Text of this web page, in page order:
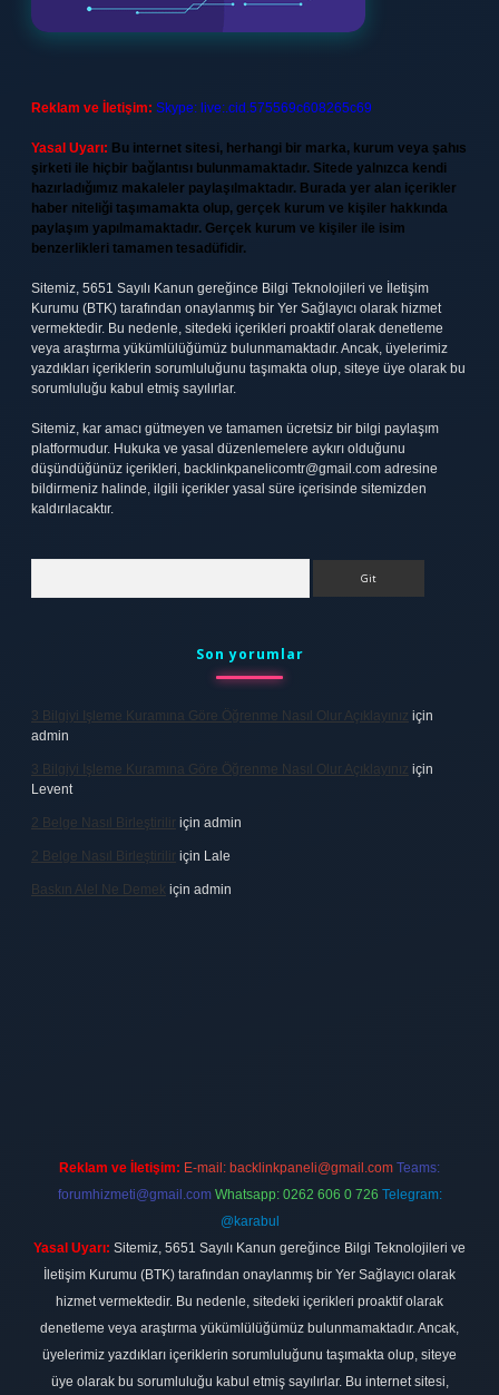
Reklam ve İletişim: Skype: live:.cid.575569c608265c69
Yasal Uyarı: Bu internet sitesi, herhangi bir marka, kurum veya şahıs
şirketi ile hiçbir bağlantısı bulunmamaktadır. Sitede yalnızca kendi
hazırladığımız makaleler paylaşılmaktadır. Burada yer alan içerikler
haber niteliği taşımamakta olup, gerçek kurum ve kişiler hakkında
paylaşım yapılmamaktadır. Gerçek kurum ve kişiler ile isim
benzerlikleri tamamen tesadüfidir.
Sitemiz, 5651 Sayılı Kanun gereğince Bilgi Teknolojileri ve İletişim
Kurumu (BTK) tarafından onaylanmış bir Yer Sağlayıcı olarak hizmet
vermektedir. Bu nedenle, sitedeki içerikleri proaktif olarak denetleme
veya araştırma yükümlülüğümüz bulunmamaktadır. Ancak, üyelerimiz
yazdıkları içeriklerin sorumluluğunu taşımakta olup, siteye üye olarak bu
sorumluluğu kabul etmiş sayılırlar.
Sitemiz, kar amacı gütmeyen ve tamamen ücretsiz bir bilgi paylaşım
platformudur. Hukuka ve yasal düzenlemelere aykırı olduğunu
düşündüğünüz içerikleri, backlinkpanelicomtr@gmail.com adresine
bildirmeniz halinde, ilgili içerikler yasal süre içerisinde sitemizden
kaldırılacaktır.
Son yorumlar
3 Bilgiyi Işleme Kuramına Göre Öğrenme Nasıl Olur Açıklayınız için
admin
3 Bilgiyi Işleme Kuramına Göre Öğrenme Nasıl Olur Açıklayınız için
Levent
2 Belge Nasıl Birleştirilir için admin
2 Belge Nasıl Birleştirilir için Lale
Baskın Alel Ne Demek için admin
Reklam ve İletişim: E-mail: backlinkpaneli@gmail.com Teams:
forumhizmeti@gmail.com Whatsapp: 0262 606 0 726 Telegram:
@karabul
Yasal Uyarı: Sitemiz, 5651 Sayılı Kanun gereğince Bilgi Teknolojileri ve
İletişim Kurumu (BTK) tarafından onaylanmış bir Yer Sağlayıcı olarak
hizmet vermektedir. Bu nedenle, sitedeki içerikleri proaktif olarak
denetleme veya araştırma yükümlülüğümüz bulunmamaktadır. Ancak,
üyelerimiz yazdıkları içeriklerin sorumluluğunu taşımakta olup, siteye
üye olarak bu sorumluluğu kabul etmiş sayılırlar. Bu internet sitesi,